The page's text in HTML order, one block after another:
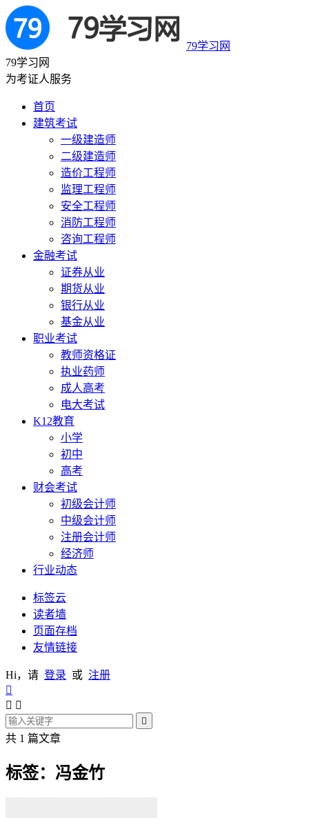
79学习网
79学习网
为考证人服务
首页
建筑考试
一级建造师
二级建造师
造价工程师
监理工程师
安全工程师
消防工程师
咨询工程师
金融考试
证券从业
期货从业
银行从业
基金从业
职业考试
教师资格证
执业药师
成人高考
电大考试
K12教育
小学
初中
高考
财会考试
初级会计师
中级会计师
注册会计师
经济师
行业动态
标签云
读者墙
页面存档
友情链接
Hi，请 登录 或 注册

 

共 1 篇文章
标签：冯金竹